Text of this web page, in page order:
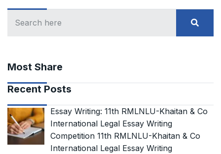
Most Share
Recent Posts
Essay Writing: 11th RMLNLU-Khaitan & Co
International Legal Essay Writing
Competition 11th RMLNLU-Khaitan & Co
International Legal Essay Writing